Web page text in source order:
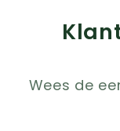
Wees de